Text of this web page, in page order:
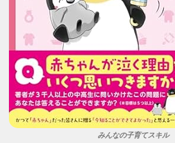
みんなの子育てスキル